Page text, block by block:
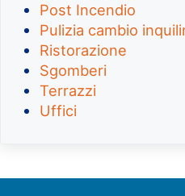
Post Incendio
Pulizia cambio
Ristorazione
Sgomberi
Terrazzi
Uffici